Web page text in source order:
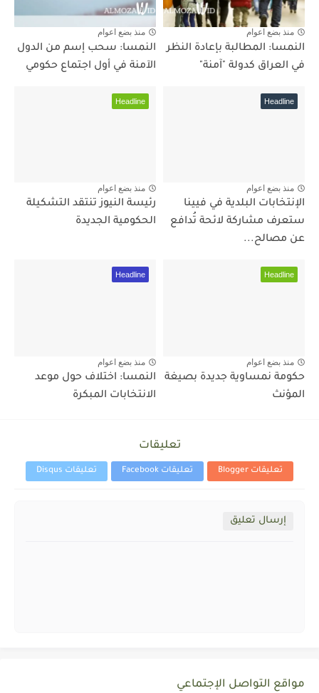
منذ بضع اعوام
النمسا: المطالبة بإعادة النظر
في العراق كدولة "آمنة"
منذ بضع اعوام
النمسا: سحب إسم من الدول
الآمنة في أول اجتماع حكومي
Headline
منذ بضع اعوام
الإنتخابات البلدية في فيينا
ستعرف مشاركة لائحة تُدافع
عن مصالح...
Headline
منذ بضع اعوام
رئيسة النيوز تنتقد التشكيلة
الحكومية الجديدة
Headline
منذ بضع اعوام
حكومة نمساوية جديدة بصيغة
المؤنث
Headline
منذ بضع اعوام
النمسا: اختلاف حول موعد
الانتخابات المبكرة
تعليقات
تعليقات Blogger تعليقات Facebook تعليقات Disqus
إرسال تعليق
مواقع التواصل الإجتماعي